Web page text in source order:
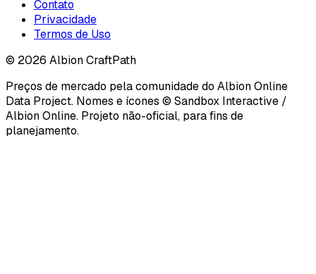
Contato
Privacidade
Termos de Uso
© 2026 Albion CraftPath
Preços de mercado pela comunidade do Albion Online
Data Project. Nomes e ícones © Sandbox Interactive /
Albion Online. Projeto não-oficial, para fins de
planejamento.